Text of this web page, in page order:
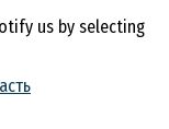
us by selecting